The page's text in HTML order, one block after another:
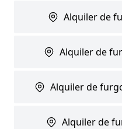
Alquiler de
Alquiler de
Alquiler de
Alquiler de